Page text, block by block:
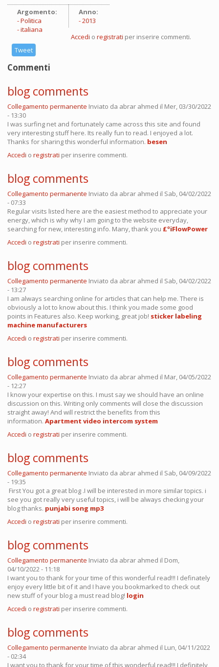
Argomento:
Politica
italiana
Anno:
2013
Accedi o registrati per inserire commenti.
Tweet
Commenti
blog comments
Collegamento permanente Inviato da abrar ahmed il Mer, 03/30/2022
- 13:30
I was surfing net and fortunately came across this site and found
very interesting stuff here. Its really fun to read. I enjoyed a lot.
Thanks for sharing this wonderful information. besen
Accedi o registrati per inserire commenti.
blog comments
Collegamento permanente Inviato da abrar ahmed il Sab, 04/02/2022
- 07:33
Regular visits listed here are the easiest method to appreciate your
energy, which is why why I am going to the website everyday,
searching for new, interesting info. Many, thank you £ºiFlowPower
Accedi o registrati per inserire commenti.
blog comments
Collegamento permanente Inviato da abrar ahmed il Sab, 04/02/2022
- 13:27
I am always searching online for articles that can help me. There is
obviously a lot to know about this. I think you made some good
points in Features also. Keep working, great job! sticker labeling
machine manufacturers
Accedi o registrati per inserire commenti.
blog comments
Collegamento permanente Inviato da abrar ahmed il Mar, 04/05/2022
- 12:27
I know your expertise on this. I must say we should have an online
discussion on this. Writing only comments will close the discussion
straight away! And will restrict the benefits from this
information. Apartment video intercom system
Accedi o registrati per inserire commenti.
blog comments
Collegamento permanente Inviato da abrar ahmed il Sab, 04/09/2022
- 19:35
First You got a great blog .I will be interested in more similar topics. i
see you got really very useful topics, i will be always checking your
blog thanks. punjabi song mp3
Accedi o registrati per inserire commenti.
blog comments
Collegamento permanente Inviato da abrar ahmed il Dom,
04/10/2022 - 11:18
I want you to thank for your time of this wonderful read!!! I definately
enjoy every little bit of it and I have you bookmarked to check out
new stuff of your blog a must read blog! login
Accedi o registrati per inserire commenti.
blog comments
Collegamento permanente Inviato da abrar ahmed il Lun, 04/11/2022
- 02:34
I want you to thank for your time of this wonderful read!!! I definitely